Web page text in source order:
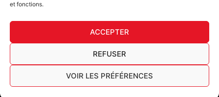
et fonctions.
ACCEPTER
REFUSER
VOIR LES PRÉFÉRENCES
FURY TIPS